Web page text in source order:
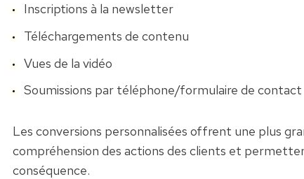
Inscriptions à la newsletter
Téléchargements de contenu
Vues de la vidéo
Soumissions par téléphone/formulaire de contact
Les conversions personnalisées offrent une plus
compréhension des actions des clients et
conséquence.